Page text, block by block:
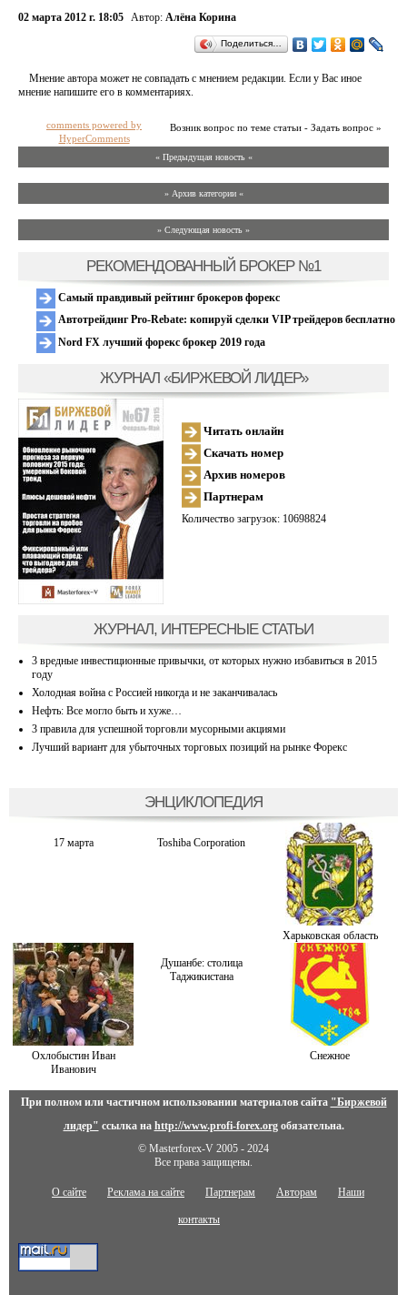
02 марта 2012 г. 18:05 Автор: Алёна Корина
Поделиться…
Мнение автора может не совпадать с мнением редакции. Если у Вас иное
мнение напишите его в комментариях.
Возник вопрос по теме статьи - Задать вопрос »
comments powered by
HyperComments
« Предыдущая новость «
» Архив категории «
» Следующая новость »
РЕКОМЕНДОВАННЫЙ БРОКЕР №1
Самый правдивый рейтинг брокеров форекс
Автотрейдинг Pro-Rebate: копируй сделки VIP трейдеров бесплатно
Nord FX лучший форекс брокер 2019 года
ЖУРНАЛ «БИРЖЕВОЙ ЛИДЕР»
Читать онлайн
Скачать номер
Архив номеров
Партнерам
Количество загрузок: 10698824
ЖУРНАЛ, ИНТЕРЕСНЫЕ СТАТЬИ
3 вредные инвестиционные привычки, от которых нужно избавиться в 2015
году
Холодная война с Россией никогда и не заканчивалась
Нефть: Все могло быть и хуже…
3 правила для успешной торговли мусорными акциями
Лучший вариант для убыточных торговых позиций на рынке Форекс
ЭНЦИКЛОПЕДИЯ
17 марта Toshiba Corporation
Харьковская область
Охлобыстин Иван
Иванович
Душанбе: столица
Таджикистана
Снежное
При полном или частичном использовании материалов сайта "Биржевой
лидер" ссылка на http://www.profi-forex.orgобязательна.
© Masterforex-V 2005 - 2024
Все права защищены.
О сайте Реклама на сайте Партнерам Авторам Наши
контакты